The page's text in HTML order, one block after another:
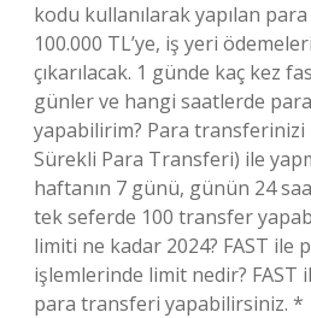
kodu kullanılarak yapılan
100.000 TL’ye, iş yeri
çıkarılacak. 1 günde kaç kez
günler ve hangi saatlerde
yapabilirim? Para transferinizi
Sürekli Para Transferi) ile
haftanın 7 günü, günün 24
tek seferde 100 transfer
limiti ne kadar 2024? FAST ile
işlemlerinde limit nedir? FAST
para transferi yapabilirsiniz. *